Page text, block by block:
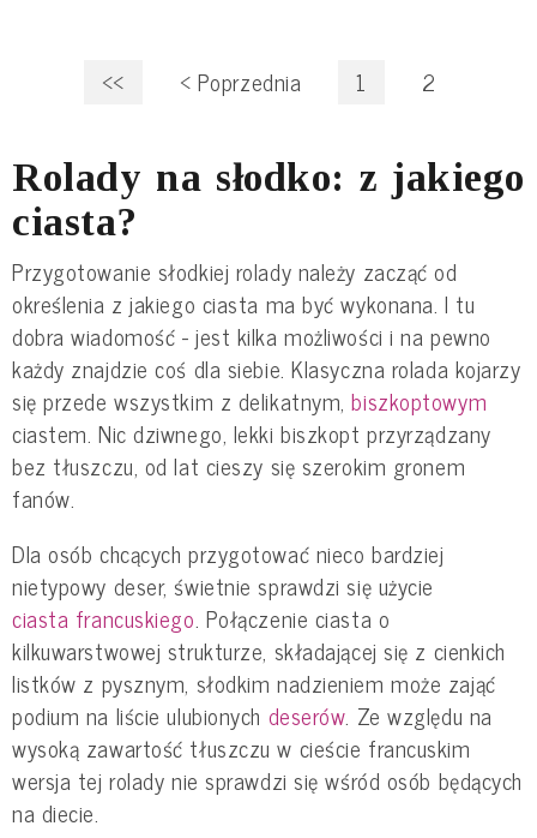
<< < Poprzednia 1 2
Rolady na słodko: z jakiego
ciasta?
Przygotowanie słodkiej rolady należy zacząć od
określenia z jakiego ciasta ma być wykonana. I tu
dobra wiadomość - jest kilka możliwości i na pewno
każdy znajdzie coś dla siebie. Klasyczna rolada kojarzy
się przede wszystkim z delikatnym,biszkoptowym
ciastem. Nic dziwnego, lekki biszkopt przyrządzany
bez tłuszczu, od lat cieszy się szerokim gronem
fanów.
Dla osób chcących przygotować nieco bardziej
nietypowy deser, świetnie sprawdzi się użycie
ciasta francuskiego. Połączenie ciasta o
kilkuwarstwowej strukturze, składającej się z cienkich
listków z pysznym, słodkim nadzieniem może zająć
podium na liście ulubionych deserów. Ze względu na
wysoką zawartość tłuszczu w cieście francuskim
wersja tej rolady nie sprawdzi się wśród osób będących
na diecie.